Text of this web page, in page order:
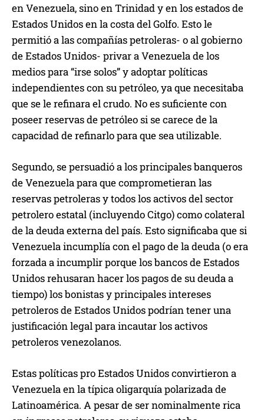
en Venezuela, sino en Trinidad y en los estados de
Estados Unidos en la costa del Golfo. Esto le
permitió a las compañías petroleras- o al gobierno
de Estados Unidos- privar a Venezuela de los
medios para “irse solos” y adoptar políticas
independientes con su petróleo, ya que necesitaba
que se le refinara el crudo. No es suficiente con
poseer reservas de petróleo si se carece de la
capacidad de refinarlo para que sea utilizable.
Segundo, se persuadió a los principales banqueros
de Venezuela para que comprometieran las
reservas petroleras y todos los activos del sector
petrolero estatal (incluyendo Citgo) como colateral
de la deuda externa del país. Esto significaba que si
Venezuela incumplía con el pago de la deuda (o era
forzada a incumplir porque los bancos de Estados
Unidos rehusaran hacer los pagos de su deuda a
tiempo) los bonistas y principales intereses
petroleros de Estados Unidos podrían tener una
justificación legal para incautar los activos
petroleros venezolanos.
Estas políticas pro Estados Unidos convirtieron a
Venezuela en la típica oligarquía polarizada de
Latinoamérica. A pesar de ser nominalmente rica